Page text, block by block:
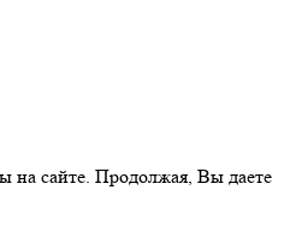
на сайте. Продолжая, Вы даете